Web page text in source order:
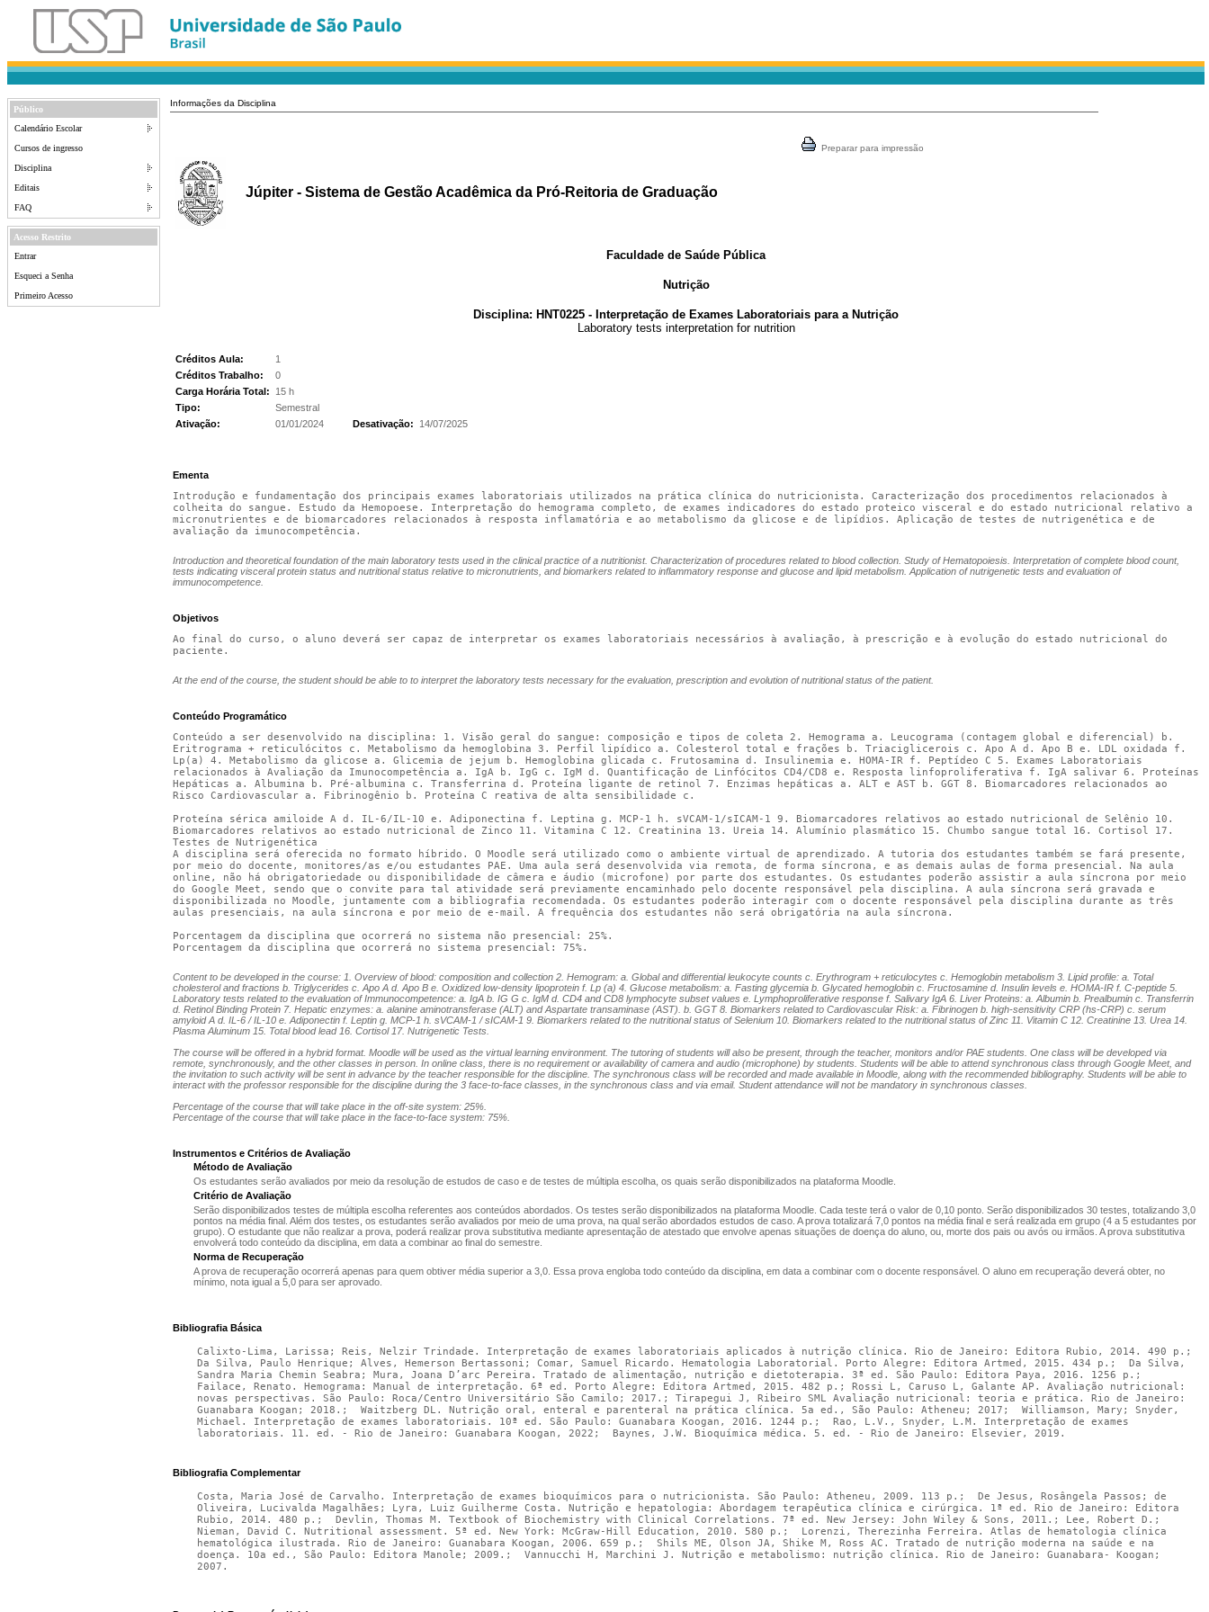
Público
Calendário Escolar
Cursos de ingresso
Disciplina
Editais
FAQ
Acesso Restrito
Entrar
Esqueci a Senha
Primeiro Acesso
Informações da Disciplina
Preparar para impressão
Júpiter - Sistema de Gestão Acadêmica da Pró-Reitoria de Graduação
Faculdade de Saúde Pública
Nutrição
Disciplina: HNT0225 - Interpretação de Exames Laboratoriais para a Nutrição
Laboratory tests interpretation for nutrition
Créditos Aula:
1
Créditos Trabalho:
0
Carga Horária Total:
15 h
Tipo:
Semestral
Ativação:
01/01/2024 Desativação: 14/07/2025
Ementa
Introdução e fundamentação dos principais exames laboratoriais utilizados na prática clínica do nutricionista. Caracterização dos procedimentos relacionados à
colheita do sangue. Estudo da Hemopoese. Interpretação do hemograma completo, de exames indicadores do estado proteico visceral e do estado nutricional relativo a
micronutrientes e de biomarcadores relacionados à resposta inflamatória e ao metabolismo da glicose e de lipídios. Aplicação de testes de nutrigenética e de
avaliação da imunocompetência.
Introduction and theoretical foundation of the main laboratory tests used in the clinical practice of a nutritionist. Characterization of procedures related to blood collection. Study of Hematopoiesis. Interpretation of complete blood count,
tests indicating visceral protein status and nutritional status relative to micronutrients, and biomarkers related to inflammatory response and glucose and lipid metabolism. Application of nutrigenetic tests and evaluation of
immunocompetence.
Objetivos
Ao final do curso, o aluno deverá ser capaz de interpretar os exames laboratoriais necessários à avaliação, à prescrição e à evolução do estado nutricional do
paciente.
At the end of the course, the student should be able to to interpret the laboratory tests necessary for the evaluation, prescription and evolution of nutritional status of the patient.
Conteúdo Programático
Conteúdo a ser desenvolvido na disciplina: 1. Visão geral do sangue: composição e tipos de coleta 2. Hemograma a. Leucograma (contagem global e diferencial) b.
Eritrograma + reticulócitos c. Metabolismo da hemoglobina 3. Perfil lipídico a. Colesterol total e frações b. Triaciglicerois c. Apo A d. Apo B e. LDL oxidada f.
Lp(a) 4. Metabolismo da glicose a. Glicemia de jejum b. Hemoglobina glicada c. Frutosamina d. Insulinemia e. HOMA-IR f. Peptídeo C 5. Exames Laboratoriais
relacionados à Avaliação da Imunocompetência a. IgA b. IgG c. IgM d. Quantificação de Linfócitos CD4/CD8 e. Resposta linfoproliferativa f. IgA salivar 6. Proteínas
Hepáticas a. Albumina b. Pré-albumina c. Transferrina d. Proteína ligante de retinol 7. Enzimas hepáticas a. ALT e AST b. GGT 8. Biomarcadores relacionados ao
Risco Cardiovascular a. Fibrinogênio b. Proteína C reativa de alta sensibilidade c.
Proteína sérica amiloide A d. IL-6/IL-10 e. Adiponectina f. Leptina g. MCP-1 h. sVCAM-1/sICAM-1 9. Biomarcadores relativos ao estado nutricional de Selênio 10.
Biomarcadores relativos ao estado nutricional de Zinco 11. Vitamina C 12. Creatinina 13. Ureia 14. Alumínio plasmático 15. Chumbo sangue total 16. Cortisol 17.
Testes de Nutrigenética
A disciplina será oferecida no formato híbrido. O Moodle será utilizado como o ambiente virtual de aprendizado. A tutoria dos estudantes também se fará presente,
por meio do docente, monitores/as e/ou estudantes PAE. Uma aula será desenvolvida via remota, de forma síncrona, e as demais aulas de forma presencial. Na aula
online, não há obrigatoriedade ou disponibilidade de câmera e áudio (microfone) por parte dos estudantes. Os estudantes poderão assistir a aula síncrona por meio
do Google Meet, sendo que o convite para tal atividade será previamente encaminhado pelo docente responsável pela disciplina. A aula síncrona será gravada e
disponibilizada no Moodle, juntamente com a bibliografia recomendada. Os estudantes poderão interagir com o docente responsável pela disciplina durante as três
aulas presenciais, na aula síncrona e por meio de e-mail. A frequência dos estudantes não será obrigatória na aula síncrona.
Porcentagem da disciplina que ocorrerá no sistema não presencial: 25%.
Porcentagem da disciplina que ocorrerá no sistema presencial: 75%.
Content to be developed in the course: 1. Overview of blood: composition and collection 2. Hemogram: a. Global and differential leukocyte counts c. Erythrogram + reticulocytes c. Hemoglobin metabolism 3. Lipid profile: a. Total
cholesterol and fractions b. Triglycerides c. Apo A d. Apo B e. Oxidized low-density lipoprotein f. Lp (a) 4. Glucose metabolism: a. Fasting glycemia b. Glycated hemoglobin c. Fructosamine d. Insulin levels e. HOMA-IR f. C-peptide 5.
Laboratory tests related to the evaluation of Immunocompetence: a. IgA b. IG G c. IgM d. CD4 and CD8 lymphocyte subset values e. Lymphoproliferative response f. Salivary IgA 6. Liver Proteins: a. Albumin b. Prealbumin c. Transferrin
d. Retinol Binding Protein 7. Hepatic enzymes: a. alanine aminotransferase (ALT) and Aspartate transaminase (AST). b. GGT 8. Biomarkers related to Cardiovascular Risk: a. Fibrinogen b. high-sensitivity CRP (hs-CRP) c. serum
amyloid A d. IL-6 / IL-10 e. Adiponectin f. Leptin g. MCP-1 h. sVCAM-1 / sICAM-1 9. Biomarkers related to the nutritional status of Selenium 10. Biomarkers related to the nutritional status of Zinc 11. Vitamin C 12. Creatinine 13. Urea 14.
Plasma Aluminum 15. Total blood lead 16. Cortisol 17. Nutrigenetic Tests.
The course will be offered in a hybrid format. Moodle will be used as the virtual learning environment. The tutoring of students will also be present, through the teacher, monitors and/or PAE students. One class will be developed via
remote, synchronously, and the other classes in person. In online class, there is no requirement or availability of camera and audio (microphone) by students. Students will be able to attend synchronous class through Google Meet, and
the invitation to such activity will be sent in advance by the teacher responsible for the discipline. The synchronous class will be recorded and made available in Moodle, along with the recommended bibliography. Students will be able to
interact with the professor responsible for the discipline during the 3 face-to-face classes, in the synchronous class and via email. Student attendance will not be mandatory in synchronous classes.
Percentage of the course that will take place in the off-site system: 25%.
Percentage of the course that will take place in the face-to-face system: 75%.
Instrumentos e Critérios de Avaliação
Método de Avaliação
Os estudantes serão avaliados por meio da resolução de estudos de caso e de testes de múltipla escolha, os quais serão disponibilizados na plataforma Moodle.
Critério de Avaliação
Serão disponibilizados testes de múltipla escolha referentes aos conteúdos abordados. Os testes serão disponibilizados na plataforma Moodle. Cada teste terá o valor de 0,10 ponto. Serão disponibilizados 30 testes, totalizando 3,0
pontos na média final. Além dos testes, os estudantes serão avaliados por meio de uma prova, na qual serão abordados estudos de caso. A prova totalizará 7,0 pontos na média final e será realizada em grupo (4 a 5 estudantes por
grupo). O estudante que não realizar a prova, poderá realizar prova substitutiva mediante apresentação de atestado que envolve apenas situações de doença do aluno, ou, morte dos pais ou avós ou irmãos. A prova substitutiva
envolverá todo conteúdo da disciplina, em data a combinar ao final do semestre.
Norma de Recuperação
A prova de recuperação ocorrerá apenas para quem obtiver média superior a 3,0. Essa prova engloba todo conteúdo da disciplina, em data a combinar com o docente responsável. O aluno em recuperação deverá obter, no
mínimo, nota igual a 5,0 para ser aprovado.
Bibliografia Básica
Calixto-Lima, Larissa; Reis, Nelzir Trindade. Interpretação de exames laboratoriais aplicados à nutrição clínica. Rio de Janeiro: Editora Rubio, 2014. 490 p.;
Da Silva, Paulo Henrique; Alves, Hemerson Bertassoni; Comar, Samuel Ricardo. Hematologia Laboratorial. Porto Alegre: Editora Artmed, 2015. 434 p.;  Da Silva,
Sandra Maria Chemin Seabra; Mura, Joana D’arc Pereira. Tratado de alimentação, nutrição e dietoterapia. 3ª ed. São Paulo: Editora Paya, 2016. 1256 p.;
Failace, Renato. Hemograma: Manual de interpretação. 6ª ed. Porto Alegre: Editora Artmed, 2015. 482 p.; Rossi L, Caruso L, Galante AP. Avaliação nutricional:
novas perspectivas. São Paulo: Roca/Centro Universitário São Camilo; 2017.; Tirapegui J, Ribeiro SML Avaliação nutricional: teoria e prática. Rio de Janeiro:
Guanabara Koogan; 2018.;  Waitzberg DL. Nutrição oral, enteral e parenteral na prática clínica. 5a ed., São Paulo: Atheneu; 2017;  Williamson, Mary; Snyder,
Michael. Interpretação de exames laboratoriais. 10ª ed. São Paulo: Guanabara Koogan, 2016. 1244 p.;  Rao, L.V., Snyder, L.M. Interpretação de exames
laboratoriais. 11. ed. - Rio de Janeiro: Guanabara Koogan, 2022;  Baynes, J.W. Bioquímica médica. 5. ed. - Rio de Janeiro: Elsevier, 2019.
Bibliografia Complementar
Costa, Maria José de Carvalho. Interpretação de exames bioquímicos para o nutricionista. São Paulo: Atheneu, 2009. 113 p.;  De Jesus, Rosângela Passos; de
Oliveira, Lucivalda Magalhães; Lyra, Luiz Guilherme Costa. Nutrição e hepatologia: Abordagem terapêutica clínica e cirúrgica. 1ª ed. Rio de Janeiro: Editora
Rubio, 2014. 480 p.;  Devlin, Thomas M. Textbook of Biochemistry with Clinical Correlations. 7ª ed. New Jersey: John Wiley & Sons, 2011.; Lee, Robert D.;
Nieman, David C. Nutritional assessment. 5ª ed. New York: McGraw-Hill Education, 2010. 580 p.;  Lorenzi, Therezinha Ferreira. Atlas de hematologia clínica
hematológica ilustrada. Rio de Janeiro: Guanabara Koogan, 2006. 659 p.;  Shils ME, Olson JA, Shike M, Ross AC. Tratado de nutrição moderna na saúde e na
doença. 10a ed., São Paulo: Editora Manole; 2009.;  Vannucchi H, Marchini J. Nutrição e metabolismo: nutrição clínica. Rio de Janeiro: Guanabara- Koogan;
2007.